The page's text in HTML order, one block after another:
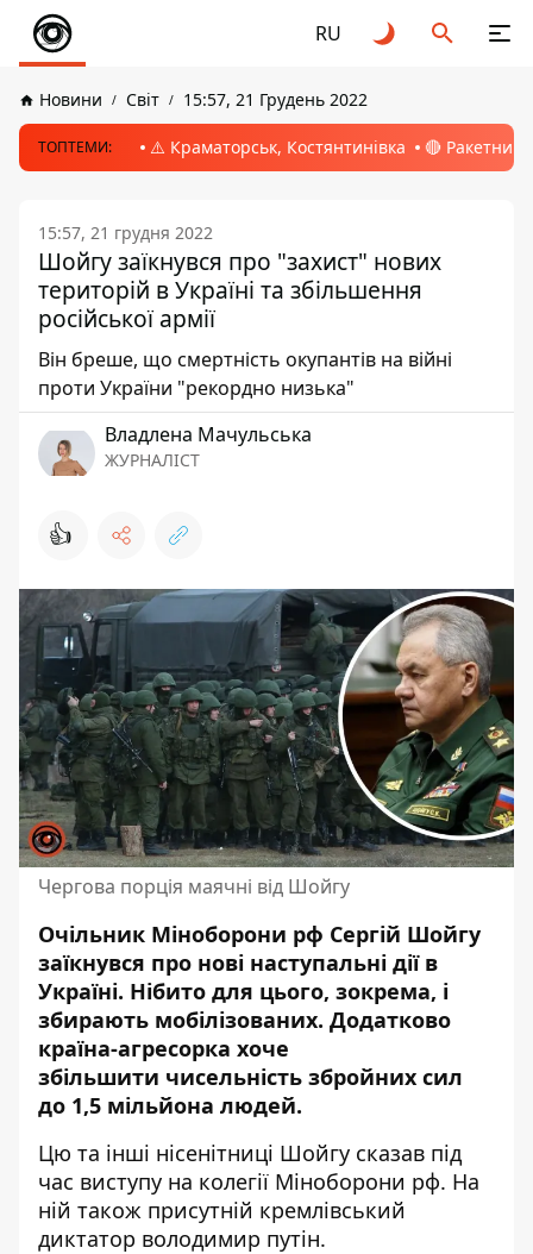
RU
Новини Світ 15:57, 21 Грудень 2022
ТОПТЕМИ: ⚠️ Краматорськ, Костянтинівка 🔴 Ракетний
15:57, 21 грудня 2022
Шойгу заїкнувся про "захист" нових
територій в Україні та збільшення
російської армії
Він бреше, що смертність окупантів на війні
проти України "рекордно низька"
Владлена Мачульська
ЖУРНАЛІСТ
👍
Чергова порція маячні від Шойгу
Очільник Міноборони рф Сергій Шойгу
заїкнувся про нові наступальні дії в
Україні. Нібито для цього, зокрема, і
збирають мобілізованих. Додатково
країна-агресорка хоче
збільшити чисельність збройних сил
до 1,5 мільйона людей.
Цю та інші нісенітниці Шойгу сказав під
час виступу на колегії Міноборони рф. На
ній також присутній кремлівський
диктатор володимир путін.